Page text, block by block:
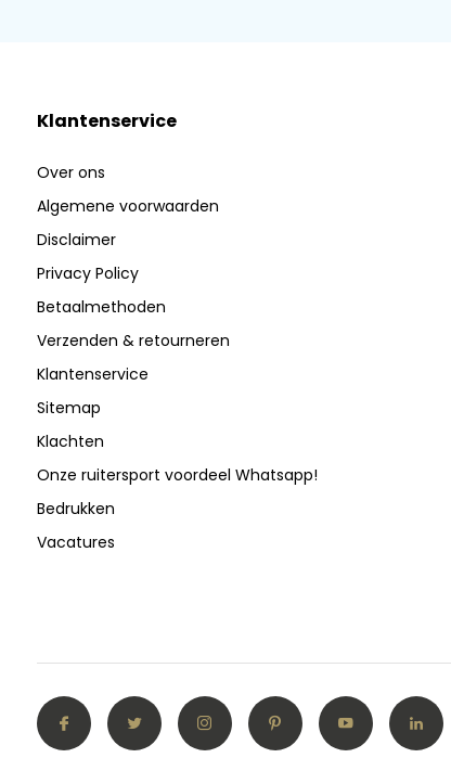
Klantenservice
Over ons
Algemene voorwaarden
Disclaimer
Privacy Policy
Betaalmethoden
Verzenden & retourneren
Klantenservice
Sitemap
Klachten
Onze ruitersport voordeel Whatsapp!
Bedrukken
Vacatures